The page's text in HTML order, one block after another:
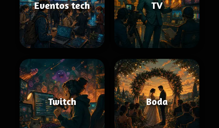
Eventos tech TV
Twitch Boda